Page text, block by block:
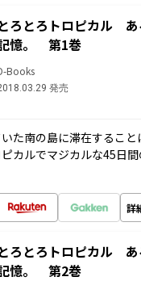
ろとろトロピカル あ
憶。 第1巻
Books
発売
た南の島に滞在するこ
カルでマジカルな45日
詳
ろとろトロピカル あ
憶。 第2巻